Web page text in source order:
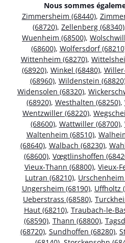
Nous sommes
Zimmersheim (68440),
(68720), Zellenberg (68340)
Wuenheim (68500),
(68600), Wolfersdorf
Wittenheim (68270),
(68920), Winkel (68480),
(68960), Wildenstein
Widensolen (68320),
(68920), Westhalten (68250),
Wentzwiller (68220),
(68600), Wattwiller (68700),
Waltenheim (68510),
(68640), Walbach (68230),
(68600), Vœgtlinshoffen
Vieux-Thann (68800), Vieux-
Lutran (68210), Urschenheim
Ungersheim (68190), Uffholtz
Ueberstrass (68580),
Haut (68210), Traubach-le-
(68590), Thann (68800),
(68720), Sundhoffen (68280),